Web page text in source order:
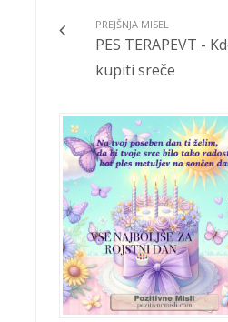
PREJŠNJA MISEL
PES TERAPEVT -
kupiti sreče